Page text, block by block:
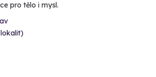
pro tělo i mysl.